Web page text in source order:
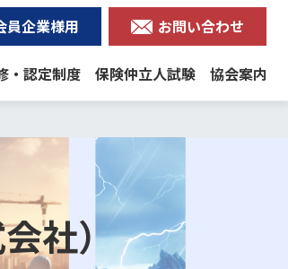
・認定制度 保険仲立人試験 協会案内
員企業様用 お問い合わせ
社）